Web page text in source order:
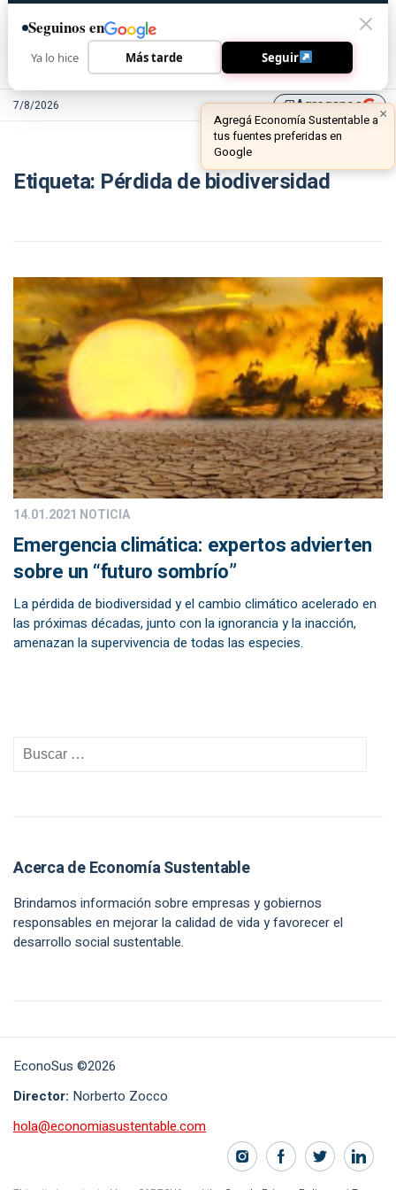
7/8/2026 library_addAgreganos ×
Agregá Economía Sustentable a
tus fuentes preferidas en
Google
Etiqueta: Pérdida de biodiversidad
14.01.2021 NOTICIA
Emergencia climática: expertos advierten
sobre un “futuro sombrío”
La pérdida de biodiversidad y el cambio climático acelerado en
las próximas décadas, junto con la ignorancia y la inacción,
amenazan la supervivencia de todas las especies.
Acerca de Economía Sustentable
Brindamos información sobre empresas y gobiernos
responsables en mejorar la calidad de vida y favorecer el
desarrollo social sustentable.
EconoSus ©2026
Director: Norberto Zocco
hola@economiasustentable.com
Seguinos en
Ya lo hice Más tarde Seguir